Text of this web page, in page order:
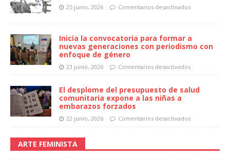
25 junio, 2026 Comentarios desactivados
Inicia la convocatoria para formar a
nuevas generaciones con periodismo con
enfoque de género
23 junio, 2026 Comentarios desactivados
El desplome del presupuesto de salud
comunitaria expone a las niñas a
embarazos forzados
22 junio, 2026 Comentarios desactivados
ARTE FEMINISTA